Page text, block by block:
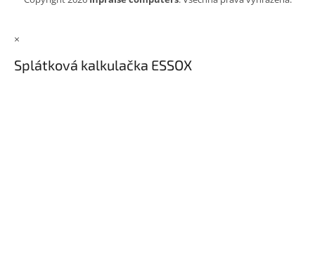
×
Splátková kalkulačka ESSOX